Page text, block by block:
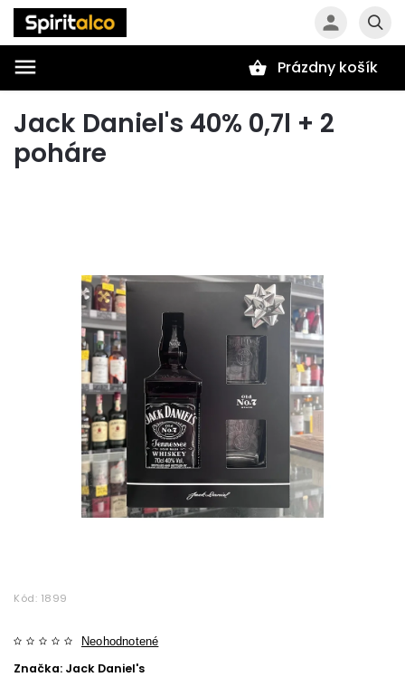
Prázdny košík
Jack Daniel's 40% 0,7l + 2
poháre
Kód: 1899
Neohodnotené
Značka: Jack Daniel's